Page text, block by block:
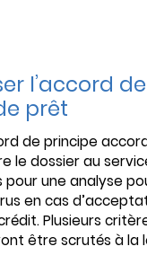
l’accord
prêt
de principe
le dossier au
une analyse
en cas
Plusieurs
être scrutés à la